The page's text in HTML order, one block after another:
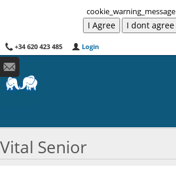
cookie_warning_message
+34 620 423 485 Login
Vital Senior